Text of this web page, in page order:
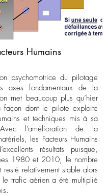
Humains
psychomotrice du pilotage
axes fondamentaux de la
met beaucoup plus qu’hier
façon dont le pilote exploite
et techniques mis à sa
l’amélioration de la
les Facteurs Humains
résultats puisque,
1980 et 2010, le nombre
resté relativement stable alors
le trafic aérien a été multiplié